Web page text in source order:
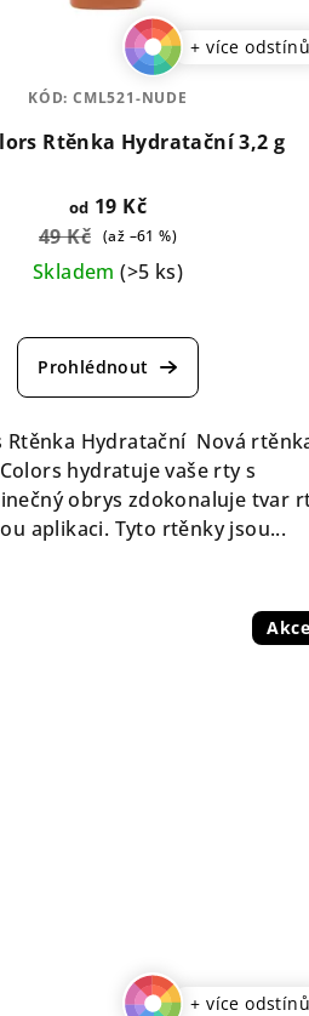
+ více odstínů
Rtěnka Hydratační 3,2 g
od 19 Kč
49 Kč (až –61 %)
Skladem(>5 ks)
hodnocení
produktu
je
4,6
z
5
hvězdiček.
Rtěnka Hydratační Nová
hydratuje vaše rty s
obrys zdokonaluje tvar
aplikaci. Tyto rtěnky jsou...
KÓD:CML521-NUDE
Akce
+ více odstínů